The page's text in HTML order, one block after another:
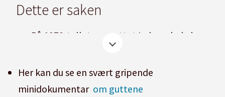
Dette er saken
På 1970-tallet opprettet Løken skole i
"avvikere".
Slike klasser har flere navn, men guttene
Her kan du se en svært gripende
minidokumentar om guttene